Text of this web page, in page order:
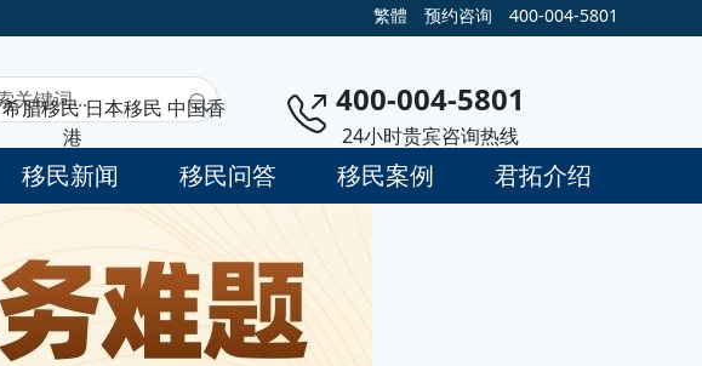
繁體 预约咨询 400-004-5801
希腊移民日本移民 中国香
港
400-004-5801
24小时贵宾咨询热线
移民新闻 移民问答 移民案例 君拓介绍